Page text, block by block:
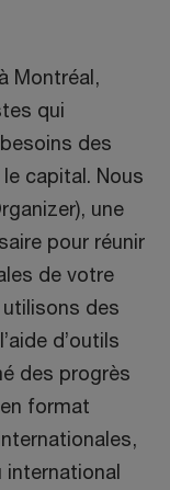
Montréal,
qui
des
capital. Nous
une
pour réunir
de votre
des
d’outils
des progrès
format
international